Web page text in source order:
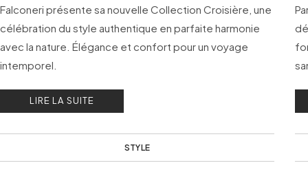
Falconeri présente sa nouvelle Collection Croisière, une
célébration du style authentique en parfaite harmonie
avec la nature. Élégance et confort pour un voyage
intemporel.
LIRE LA SUITE
STYLE